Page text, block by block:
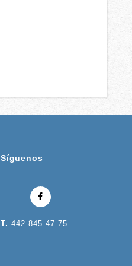
Síguenos
T. 442 845 47 75